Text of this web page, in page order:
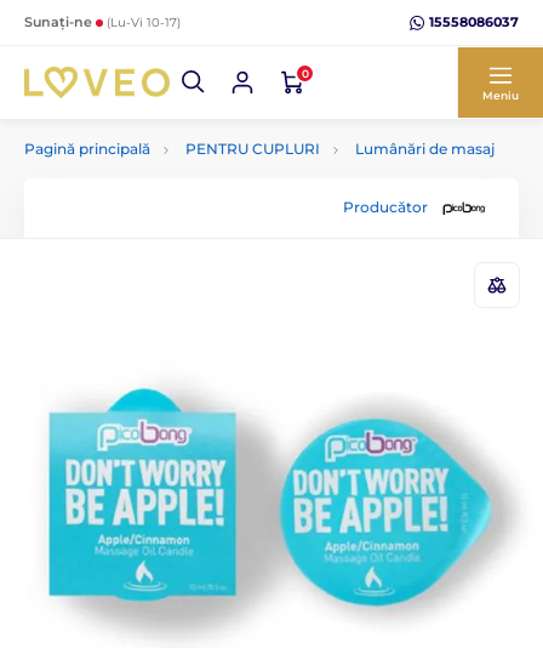
Sunați-ne (Lu-Vi 10-17) 15558086037
0
Meniu
Pagină principală PENTRU CUPLURI Lumânări de masaj
Producător